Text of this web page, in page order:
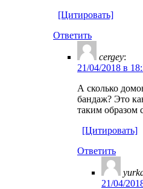
[Цитировать]
Ответить
cergey:
21/04/2018 в
А сколько
бандаж? Это
таким образом
[Цитировать]
Ответить
21/04/